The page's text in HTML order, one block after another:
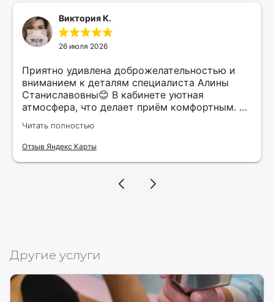
Виктория К.
26 июля 2026
Приятно удивлена доброжелательностью и
вниманием к деталям специалиста Алины
Станиславовны😊 В кабинете уютная
атмосфера, что делает приём комфортным. Я
ищет качественные услуги в косметологии.
Верю, что нашла своего косметолога и буду
Читать полностью
Отзыв Яндекс Карты
Другие услуги